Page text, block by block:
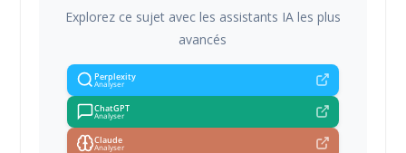
Explorez ce sujet avec les assistants IA les plus
avancés
Perplexity
Analyser
ChatGPT
Analyser
Claude
Analyser